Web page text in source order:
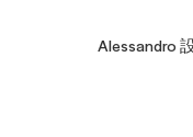
Alessandro